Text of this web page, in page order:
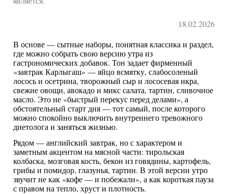
18.02.2026
В основе — сытные наборы, понятная классика и раздел,
где можно собрать свою версию утра из
гастрономических добавок. Тон задает фирменный
«завтрак Карлыгаш» — яйцо всмятку, слабосоленый
лосось и осетрина, творожный сыр и лососевая икра,
свежие овощи, авокадо и микс салата, тартин, сливочное
масло. Это не «быстрый перекус перед делами», а
обстоятельный старт дня — тот самый, после которого
можно спокойно выключить внутреннего тревожного
диетолога и заняться жизнью.
Рядом — английский завтрак, но с характером и
заметным акцентом на мясной части: тирольская
колбаска, мозговая кость, бекон из говядины, картофель,
грибы и помидор, глазунья, тартин. В этой версии утро
звучит не как «кофе — и побежали», а как короткая пауза
с правом на тепло, хруст и плотность.